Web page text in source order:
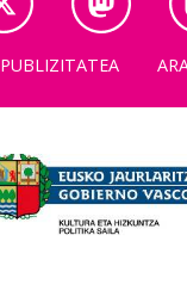
PUBLIZITATEA